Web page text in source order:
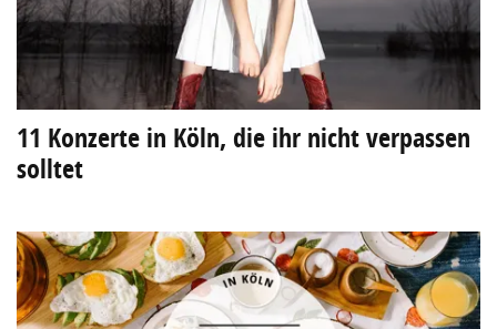
11 Konzerte in Köln, die ihr nicht verpassen
solltet